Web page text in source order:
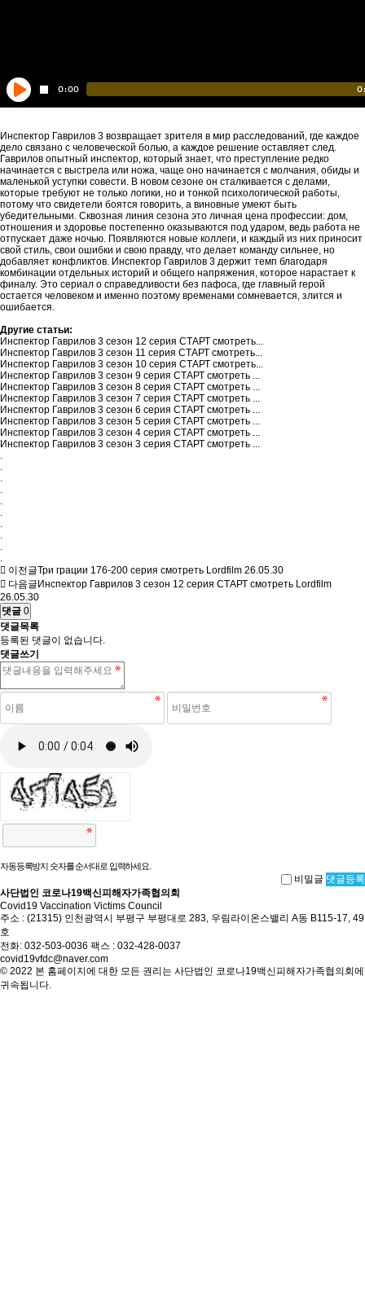
Инспектор Гаврилов 3 возвращает зрителя в мир расследований, где каждое
дело связано с человеческой болью, а каждое решение оставляет след.
Гаврилов опытный инспектор, который знает, что преступление редко
начинается с выстрела или ножа, чаще оно начинается с молчания, обиды и
маленькой уступки совести. В новом сезоне он сталкивается с делами,
которые требуют не только логики, но и тонкой психологической работы,
потому что свидетели боятся говорить, а виновные умеют быть
убедительными. Сквозная линия сезона это личная цена профессии: дом,
отношения и здоровье постепенно оказываются под ударом, ведь работа не
отпускает даже ночью. Появляются новые коллеги, и каждый из них приносит
свой стиль, свои ошибки и свою правду, что делает команду сильнее, но
добавляет конфликтов. Инспектор Гаврилов 3 держит темп благодаря
комбинации отдельных историй и общего напряжения, которое нарастает к
финалу. Это сериал о справедливости без пафоса, где главный герой
остается человеком и именно поэтому временами сомневается, злится и
ошибается.
Другие статьи:
Инспектор Гаврилов 3 сезон 12 серия СТАРТ смотреть...
Инспектор Гаврилов 3 сезон 11 серия СТАРТ смотреть...
Инспектор Гаврилов 3 сезон 10 серия СТАРТ смотреть...
Инспектор Гаврилов 3 сезон 9 серия СТАРТ смотреть ...
Инспектор Гаврилов 3 сезон 8 серия СТАРТ смотреть ...
Инспектор Гаврилов 3 сезон 7 серия СТАРТ смотреть ...
Инспектор Гаврилов 3 сезон 6 серия СТАРТ смотреть ...
Инспектор Гаврилов 3 сезон 5 серия СТАРТ смотреть ...
Инспектор Гаврилов 3 сезон 4 серия СТАРТ смотреть ...
Инспектор Гаврилов 3 сезон 3 серия СТАРТ смотреть ...
.
.
.
.
.
.
.
.
.
.
이전글Три грации 176-200 серия смотреть Lordfilm 26.05.30
다음글 Инспектор Гаврилов 3 сезон 12 серия СТАРТ смотреть Lordfilm
26.05.30
댓글 0
댓글목록
등록된 댓글이 없습니다.
댓글쓰기
자동등록방지 숫자를 순서대로 입력하세요.
비밀글 댓글등록
사단법인 코로나19백신피해자가족협의회
Covid19 Vaccination Victims Council
주소 : (21315) 인천광역시 부평구 부평대로 283, 우림라이온스밸리 A동 B115-17, 49
호
전화: 032-503-0036 팩스 : 032-428-0037
covid19vfdc@naver.com
© 2022 본 홈페이지에 대한 모든 권리는 사단법인 코로나19백신피해자가족협의회에
귀속됩니다.